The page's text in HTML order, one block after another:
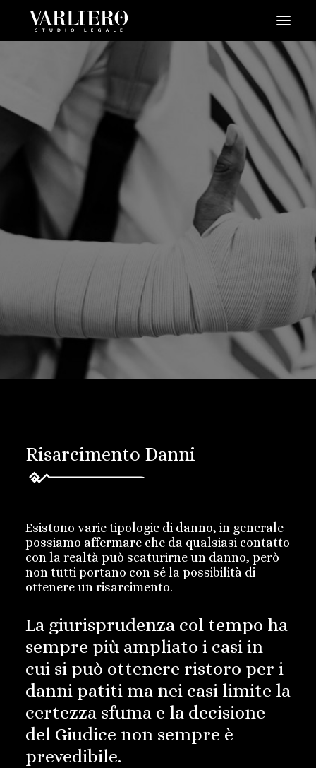
CHI SIAMO
SERVIZI
CONTATTI
PRENDI UN APPUNTAMENTO
Risarcimento Danni
Esistono varie tipologie di danno, in generale
possiamo affermare che da qualsiasi contatto
con la realtà può scaturirne un danno, però
non tutti portano con sé la possibilità di
ottenere un risarcimento.
La giurisprudenza col tempo ha
sempre più ampliato i casi in
cui si può ottenere ristoro per i
danni patiti ma nei casi limite la
certezza sfuma e la decisione
del Giudice non sempre è
prevedibile.